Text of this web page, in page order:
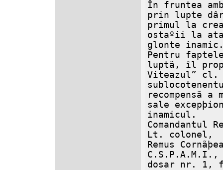
În fruntea
prin lupte
primul la
ostaºii la
glonte
Pentru
luptã, îl
Viteazul” cl.
recompensã
sale
inamicul.
Comandantul
Lt. colonel,
Remus
dosar nr. 1,